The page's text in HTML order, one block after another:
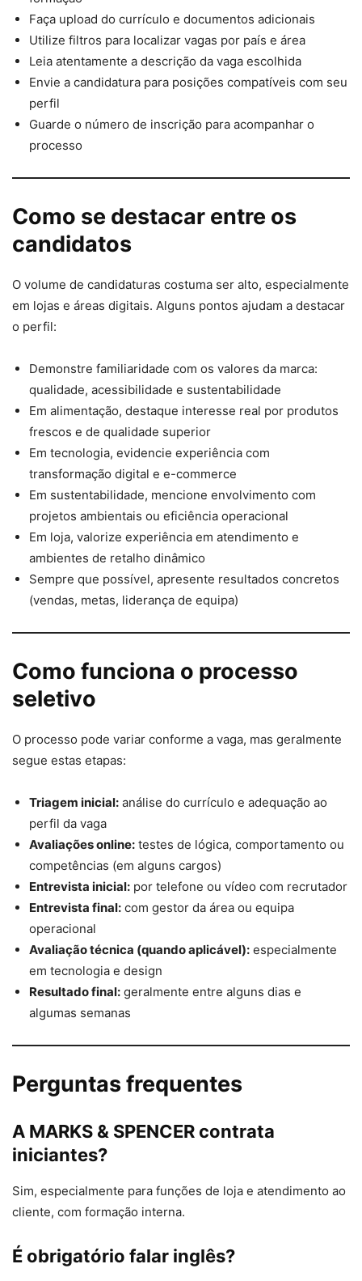
Faça upload do currículo e documentos adicionais
Utilize filtros para localizar vagas por país e área
Leia atentamente a descrição da vaga escolhida
Envie a candidatura para posições compatíveis com seu
perfil
Guarde o número de inscrição para acompanhar o
processo
Como se destacar entre os
candidatos
O volume de candidaturas costuma ser alto, especialmente
em lojas e áreas digitais. Alguns pontos ajudam a destacar
o perfil:
Demonstre familiaridade com os valores da marca:
qualidade, acessibilidade e sustentabilidade
Em alimentação, destaque interesse real por produtos
frescos e de qualidade superior
Em tecnologia, evidencie experiência com
transformação digital e e-commerce
Em sustentabilidade, mencione envolvimento com
projetos ambientais ou eficiência operacional
Em loja, valorize experiência em atendimento e
ambientes de retalho dinâmico
Sempre que possível, apresente resultados concretos
(vendas, metas, liderança de equipa)
Como funciona o processo
seletivo
O processo pode variar conforme a vaga, mas geralmente
segue estas etapas:
Triagem inicial: análise do currículo e adequação ao
perfil da vaga
Avaliações online: testes de lógica, comportamento ou
competências (em alguns cargos)
Entrevista inicial: por telefone ou vídeo com recrutador
Entrevista final: com gestor da área ou equipa
operacional
Avaliação técnica (quando aplicável): especialmente
em tecnologia e design
Resultado final: geralmente entre alguns dias e
algumas semanas
Perguntas frequentes
A MARKS & SPENCER contrata
iniciantes?
Sim, especialmente para funções de loja e atendimento ao
cliente, com formação interna.
É obrigatório falar inglês?